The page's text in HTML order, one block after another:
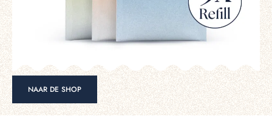
NAAR DE SHOP